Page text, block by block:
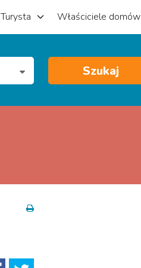
Turysta Właściciele domów
Szukaj
Przyroda i plener